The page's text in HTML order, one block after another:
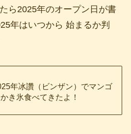
ら2025年のオープン日が書
年はいつから 始まるか判
年冰讚（ビンザン）でマンゴ
き氷食べてきたよ！